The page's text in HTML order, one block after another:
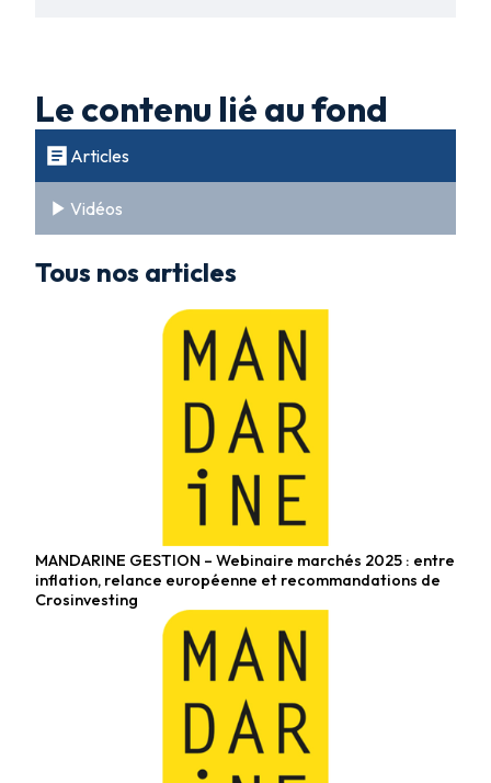
Le contenu lié au fond
Articles
Vidéos
Tous nos articles
Fonds actions
MANDARINE GESTION – Webinaire marchés 2025 : entre
inflation, relance européenne et recommandations de
Crosinvesting